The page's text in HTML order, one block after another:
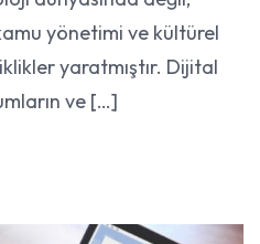
yönetimi ve kültürel
yaratmıştır. Dijital
ve […]